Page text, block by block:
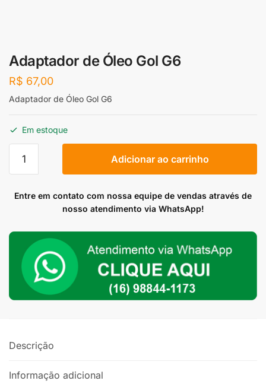
Adaptador de Óleo Gol G6
R$ 67,00
Adaptador de Óleo Gol G6
Em estoque
Gol
Adicionar ao carrinho
Entre em contato com nossa equipe de vendas através de
nosso atendimento via WhatsApp!
Descrição
Informação adicional